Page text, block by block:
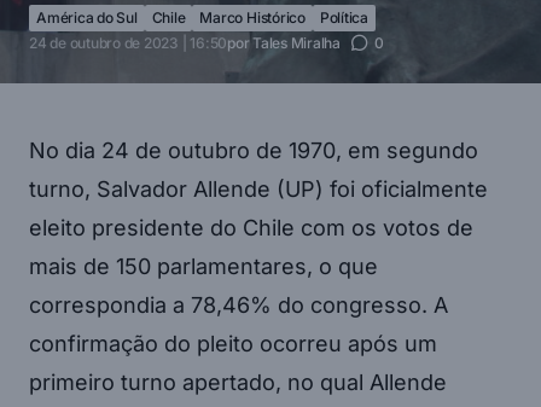
América do Sul Chile Marco Histórico
Política
24 de outubro de 2023 | 16:50por Tales Miralha 0
No dia 24 de outubro de 1970, em segundo
turno, Salvador Allende (UP) foi oficialmente
eleito presidente do Chile com os votos de
mais de 150 parlamentares, o que
correspondia a 78,46% do congresso. A
confirmação do pleito ocorreu após um
primeiro turno apertado, no qual Allende